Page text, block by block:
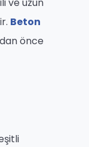
ve uzun
Beton
önce